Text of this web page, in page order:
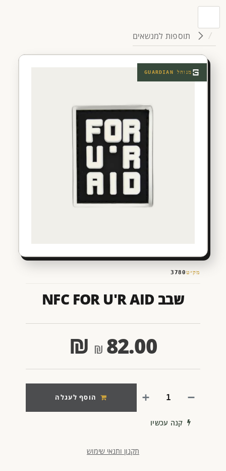
תוספות למנשאים
מנוהל GUARDIAN
מק״ט3780
שבב NFC FOR U'R AID
82.00
₪
הוסף לעגלה
קנה עכשיו
תקנון ותנאי שימוש